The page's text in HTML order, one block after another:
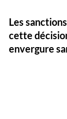
Les
cette
envergure